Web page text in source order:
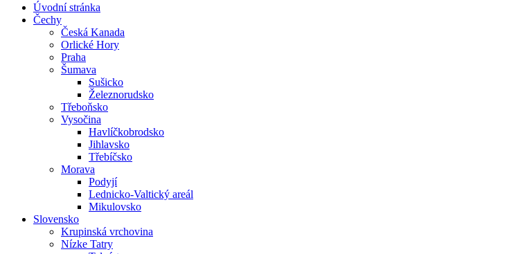
Úvodní stránka
Čechy
Česká Kanada
Orlické Hory
Praha
Šumava
Sušicko
Železnorudsko
Třeboňsko
Vysočina
Havlíčkobrodsko
Jihlavsko
Třebíčsko
Morava
Podyjí
Lednicko-Valtický areál
Mikulovsko
Slovensko
Krupinská vrchovina
Nízke Tatry